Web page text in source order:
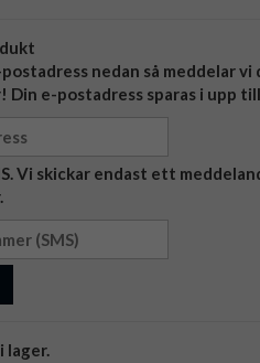
nedan så meddelar vi
Din e-postadress sparas i upp
Vi skickar endast ett
lager.